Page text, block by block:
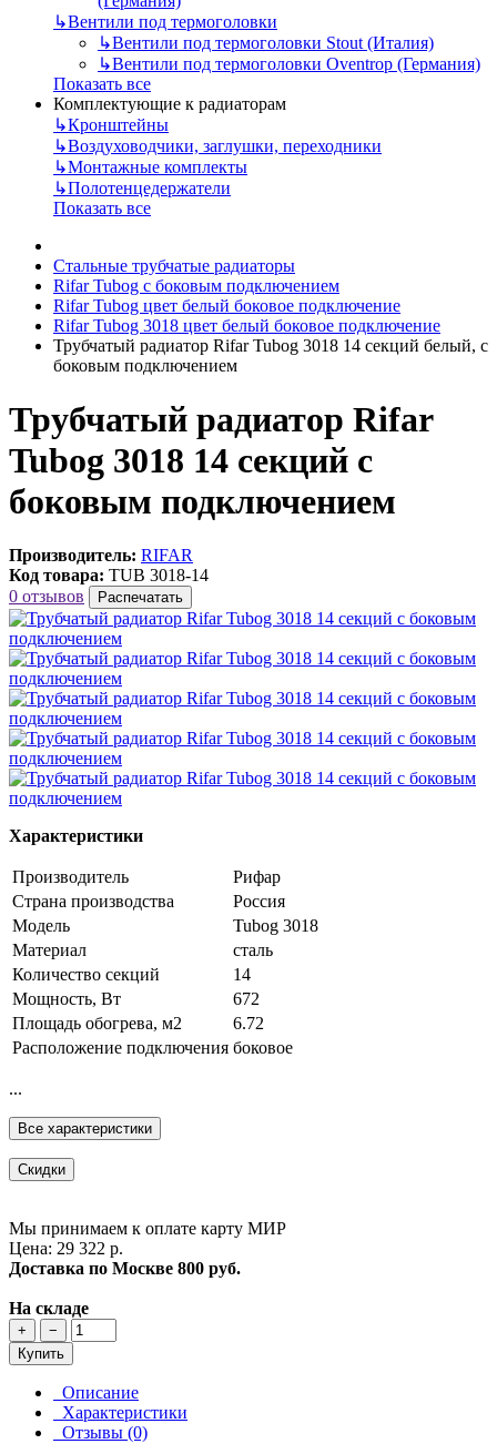
↳Вентили под термоголовки
↳Вентили под термоголовки Stout (Италия)
↳Вентили под термоголовки Oventrop (Германия)
Показать все
Комплектующие к радиаторам
↳Кронштейны
↳Воздуховодчики, заглушки, переходники
↳Монтажные комплекты
↳Полотенцедержатели
Показать все
Стальные трубчатые радиаторы
Rifar Tubog с боковым подключением
Rifar Tubog цвет белый боковое подключение
Rifar Tubog 3018 цвет белый боковое подключение
Трубчатый радиатор Rifar Tubog 3018 14 секций белый, с
боковым подключением
Трубчатый радиатор Rifar
Tubog 3018 14 секций с
боковым подключением
Производитель: RIFAR
Код товара: TUB 3018-14
0 отзывов
Распечатать
Характеристики
Производитель
Рифар
Страна производства
Россия
Модель
Tubog 3018
Материал
сталь
Количество секций
14
Мощность, Вт
672
Площадь обогрева, м2
6.72
Расположение подключения боковое
...
Все характеристики
Скидки
Мы принимаем к оплате карту МИР
Цена: 29 322 р.
Доставка по Москве 800 руб.
На складе
+
−
Купить
Описание
Характеристики
Отзывы (0)